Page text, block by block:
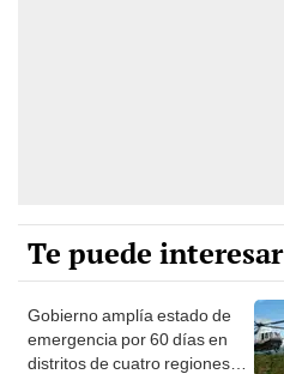
Te puede interesar
Gobierno amplía estado de
emergencia por 60 días en
distritos de cuatro regiones